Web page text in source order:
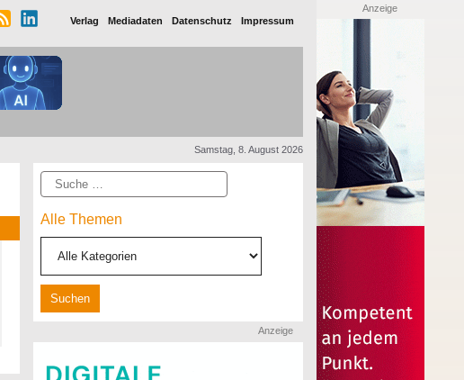
Verlag Mediadaten Datenschutz Impressum
Samstag, 8. August 2026
Suche
Alle Themen
Anzeige
Anzeige